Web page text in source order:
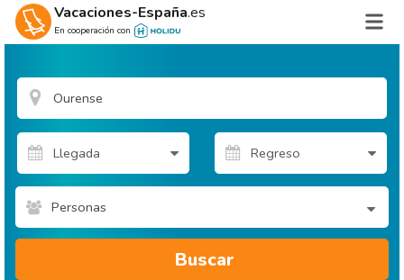
Vacaciones-España.es
En cooperación con
Personas
Buscar